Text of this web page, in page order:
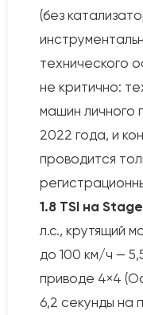
(без
технического
не критично:
машин личного
2022 года, и
проводится
1.8 TSI на
л.с., крутящий
до 100 км/ч —
приводе 4×4
6,2 секунды на